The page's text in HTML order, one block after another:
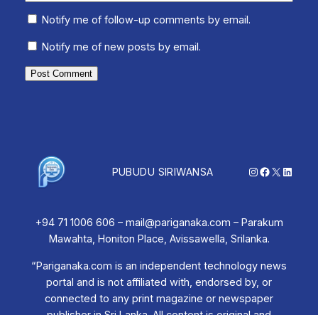
Notify me of follow-up comments by email.
Notify me of new posts by email.
PUBUDU SIRIWANSA Instagram
Facebook
X
+94 71 1006 606 – mail@pariganaka.com – Parakum
Mawahta, Honiton Place, Avissawella, Srilanka.
“Pariganaka.com is an independent technology news
portal and is not affiliated with, endorsed by, or
connected to any print magazine or newspaper